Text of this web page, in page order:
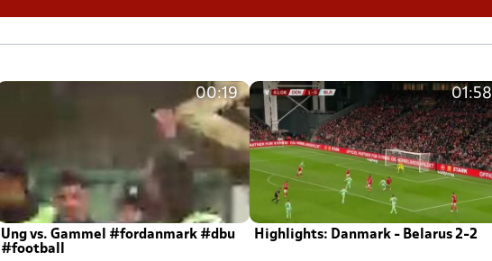
00:19
Ung vs. Gammel #fordanmark #dbu
#football
01:58
Highlights: Danmark - Belarus 2-2